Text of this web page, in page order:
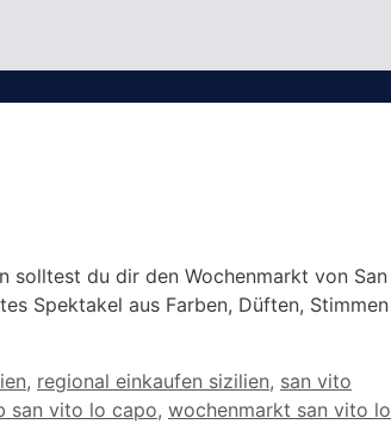
solltest du dir den Wochenmarkt von San
Spektakel aus Farben, Düften, Stimmen
, regional einkaufen sizilien, san vito
san vito lo capo, wochenmarkt san vito lo